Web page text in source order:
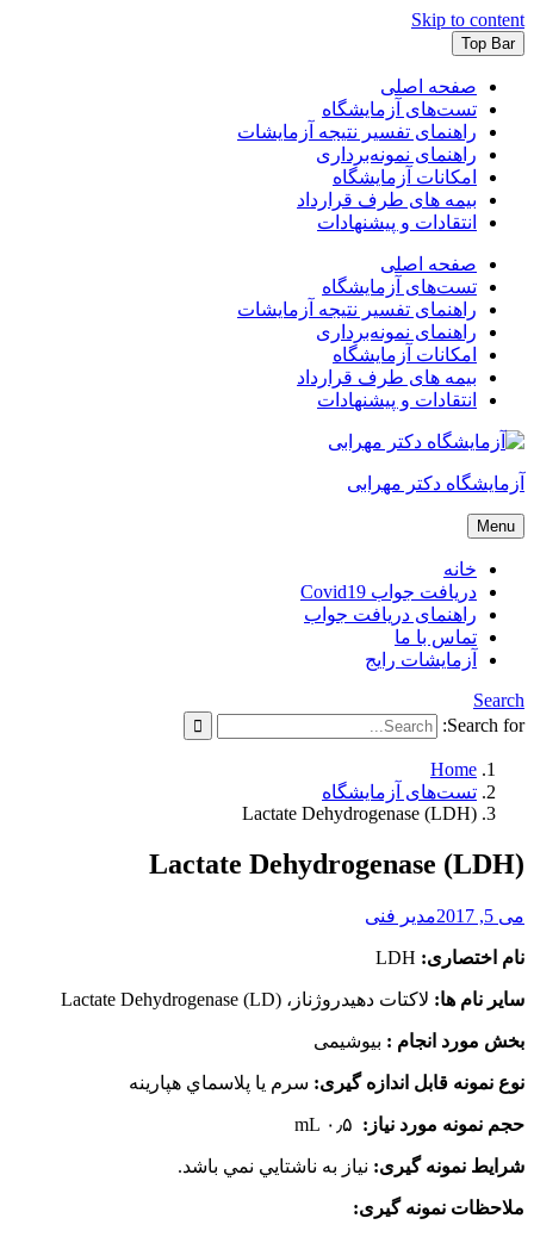
Skip to content
Top Bar
صفحه اصلی
تست‌های آزمایشگاه
راهنمای تفسیر نتیجه آزمایشات
راهنمای نمونه‌برداری
امکانات آزمایشگاه
بیمه های طرف قرارداد
انتقادات و پیشنهادات
صفحه اصلی
تست‌های آزمایشگاه
راهنمای تفسیر نتیجه آزمایشات
راهنمای نمونه‌برداری
امکانات آزمایشگاه
بیمه های طرف قرارداد
انتقادات و پیشنهادات
آزمایشگاه دکتر مهرابی
Menu
خانه
دریافت جواب Covid19
راهنمای دریافت جواب
تماس با ما
آزمایشات رایج
Search
Search for:
Home
تست‌های آزمایشگاه
Lactate Dehydrogenase (LDH)
Lactate Dehydrogenase (LDH)
می 5, 2017 مدیر فنی
نام اختصاری:
سایر نام ها: لاکتات دهیدروژناز، Lactate Dehydrogenase (LD)
بخش مورد انجام : بیوشیمی
نوع نمونه قابل اندازه گیری: سرم يا پلاسماي هپارينه
حجم نمونه مورد نیاز:
شرایط نمونه گیری: نياز به ناشتايي نمي باشد.
ملاحظات نمونه گیری: